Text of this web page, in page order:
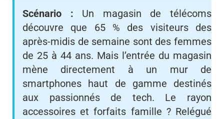
Scénario : Un magasin de télécoms
découvre que 65 % des visiteurs des
après-midis de semaine sont des femmes
de 25 à 44 ans. Mais l’entrée du magasin
mène directement à un mur de
smartphones haut de gamme destinés
aux passionnés de tech. Le rayon
accessoires et forfaits famille ? Relégué